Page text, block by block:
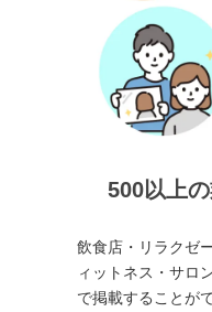
500以上
飲食店・リラクゼ
ィットネス・サロ
で掲載することが